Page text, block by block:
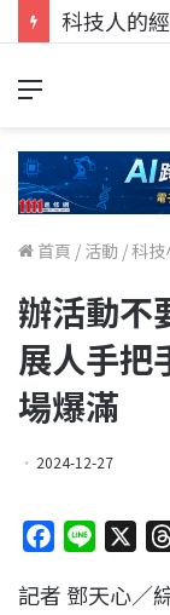
首頁 / 活動 /科技
辦活動不
展人手把
場爆滿
2024-12-27
c
n
記者 鄧天心／